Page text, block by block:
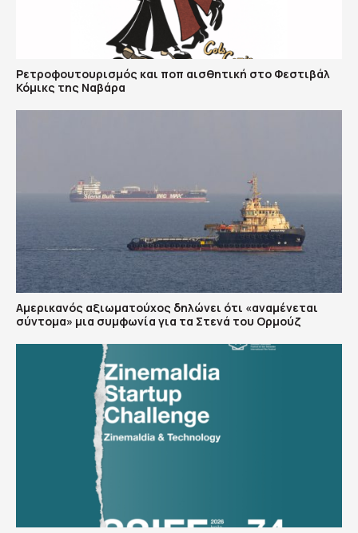
Ρετροφουτουρισμός και ποπ αισθητική στο Φεστιβάλ
Κόμικς της Ναβάρα
Αμερικανός αξιωματούχος δηλώνει ότι «αναμένεται
σύντομα» μια συμφωνία για τα Στενά του Ορμούζ